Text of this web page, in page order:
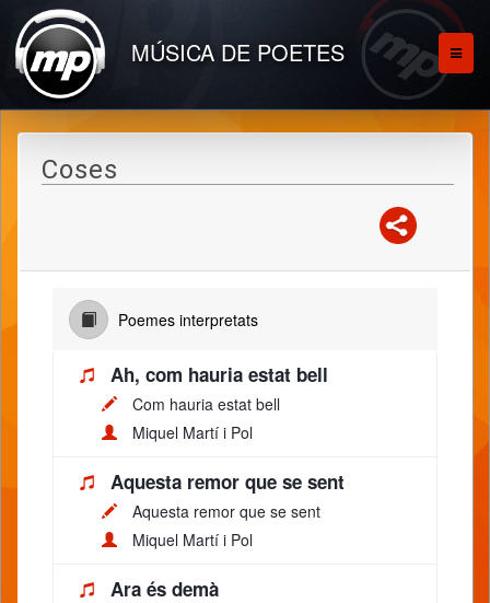
MÚSICA DE POETES
Coses
Poemes interpretats
Ah, com hauria estat bell
Com hauria estat bell
Miquel Martí i Pol
Aquesta remor que se sent
Aquesta remor que se sent
Miquel Martí i Pol
Ara és demà